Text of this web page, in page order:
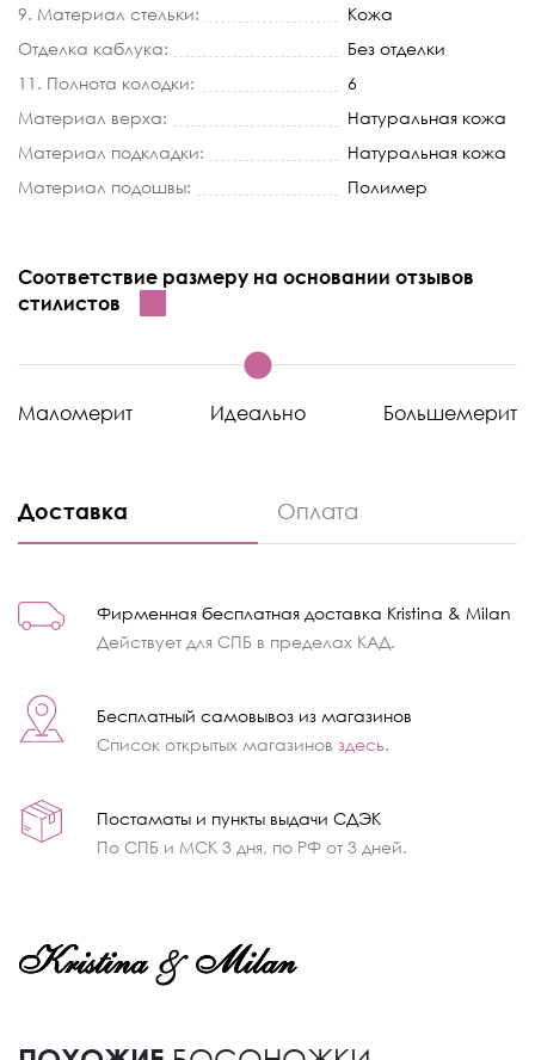
9. Материал стельки:
Кожа
Отделка каблука:
Без отделки
11. Полнота колодки:
6
Материал верха:
Натуральная кожа
Материал подкладки:
Натуральная кожа
Материал подошвы:
Полимер
Соответствие размеру на основании отзывов
стилистов
Маломерит Идеально Большемерит
Доставка Оплата
Фирменная бесплатная доставка Kristina & Milan
Действует для СПБ в пределах КАД.
Бесплатный самовывоз из магазинов
Список открытых магазинов здесь.
Постаматы и пункты выдачи СДЭК
По СПБ и МСК 3 дня, по РФ от 3 дней.